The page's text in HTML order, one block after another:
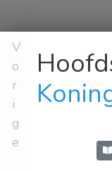
V
o
r
i
g
e